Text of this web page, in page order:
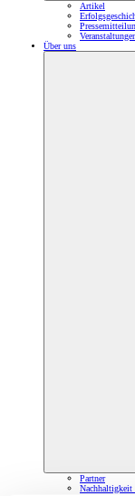
Artikel
Über uns
Partner